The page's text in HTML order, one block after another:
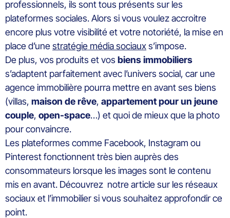
professionnels, ils sont tous présents sur les
plateformes sociales. Alors si vous voulez accroitre
encore plus votre visibilité et votre notoriété, la mise en
place d’unestratégie média sociauxs’impose.
De plus, vos produits et vos biens immobiliers
s’adaptent parfaitement avec l’univers social, car une
agence immobilière pourra mettre en avant ses biens
(villas, maison de rêve, appartement pour un jeune
couple, open-space…) et quoi de mieux que la photo
pour convaincre.
Les plateformes comme Facebook, Instagram ou
Pinterest fonctionnent très bien auprès des
consommateurs lorsque les images sont le contenu
mis en avant. Découvrez notre article sur les réseaux
sociaux et l’immobilier si vous souhaitez approfondir ce
point.